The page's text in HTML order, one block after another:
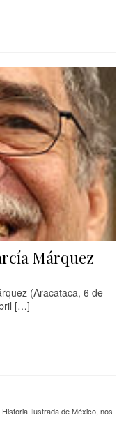
Márquez
(Aracataca, 6 de
[…]
Ilustrada de México, nos